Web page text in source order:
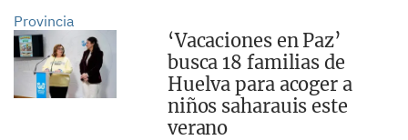
Provincia
‘Vacaciones en Paz’
busca 18 familias de
Huelva para acoger a
niños saharauis este
verano